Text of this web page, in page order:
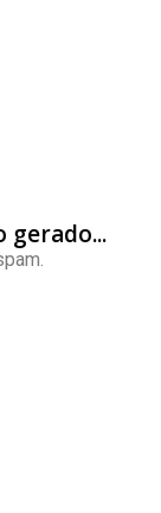
gerado...